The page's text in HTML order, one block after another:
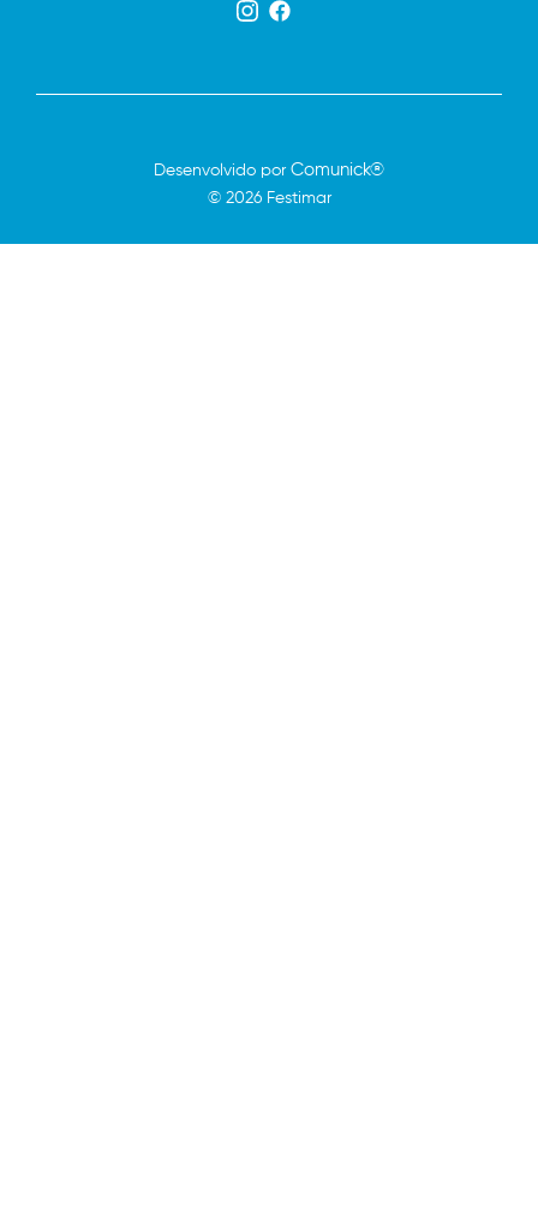
© 2026 Festimar
Desenvolvido porComunick®